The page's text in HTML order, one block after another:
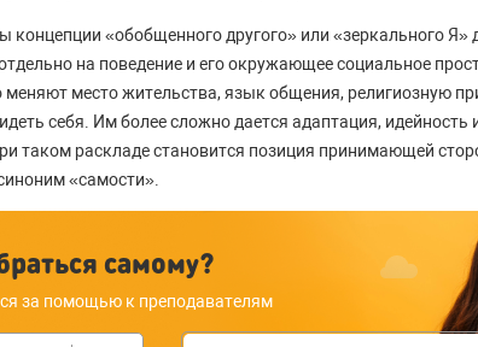
концепции «обобщенного другого» или «зеркального Я»
на поведение и его окружающее социальное
место жительства, язык общения, религиозную
себя. Им более сложно дается адаптация, идейность
таком раскладе становится позиция принимающей
«самости».
самому?
за помощью к преподавателям